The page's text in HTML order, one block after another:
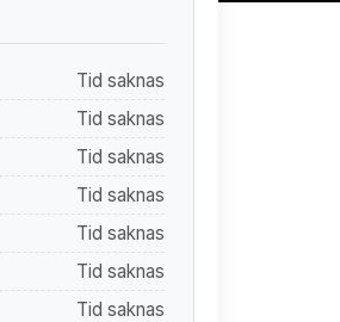
Tid saknas
Tid saknas
Tid saknas
Tid saknas
Tid saknas
Tid saknas
Tid saknas